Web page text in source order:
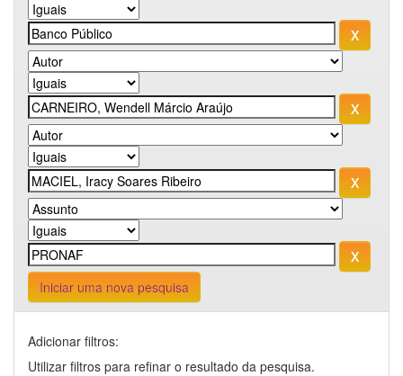
Iniciar uma nova pesquisa
Adicionar filtros:
Utilizar filtros para refinar o resultado da pesquisa.